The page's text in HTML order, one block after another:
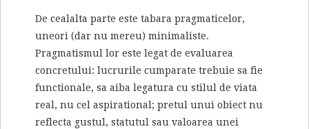
De cealalta parte este tabara pragmaticelor,
uneori (dar nu mereu) minimaliste.
Pragmatismul lor este legat de evaluarea
concretului: lucrurile cumparate trebuie sa fie
functionale, sa aiba legatura cu stilul de viata
real, nu cel aspirational; pretul unui obiect nu
reflecta gustul, statutul sau valoarea unei